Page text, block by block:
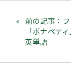
前の記事：
「ボナペテ
英単語